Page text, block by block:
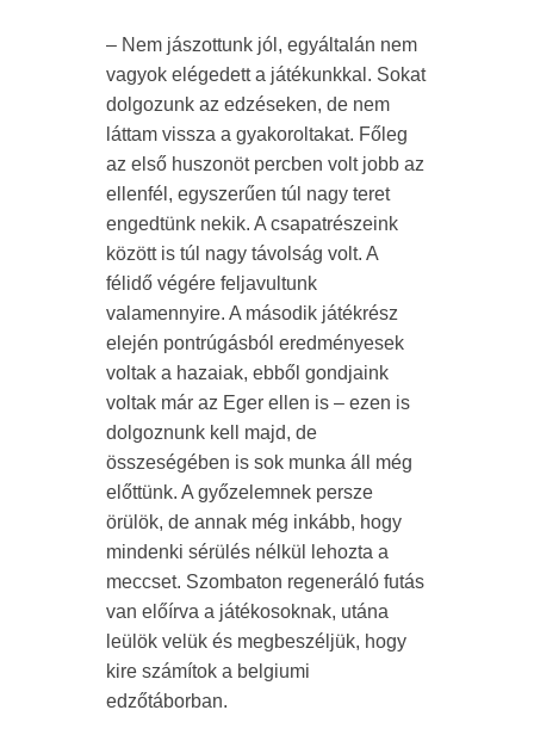
– Nem jászottunk jól, egyáltalán nem
vagyok elégedett a játékunkkal. Sokat
dolgozunk az edzéseken, de nem
láttam vissza a gyakoroltakat. Főleg
az első huszonöt percben volt jobb az
ellenfél, egyszerűen túl nagy teret
engedtünk nekik. A csapatrészeink
között is túl nagy távolság volt. A
félidő végére feljavultunk
valamennyire. A második játékrész
elején pontrúgásból eredményesek
voltak a hazaiak, ebből gondjaink
voltak már az Eger ellen is – ezen is
dolgoznunk kell majd, de
összeségében is sok munka áll még
előttünk. A győzelemnek persze
örülök, de annak még inkább, hogy
mindenki sérülés nélkül lehozta a
meccset. Szombaton regeneráló futás
van előírva a játékosoknak, utána
leülök velük és megbeszéljük, hogy
kire számítok a belgiumi
edzőtáborban.